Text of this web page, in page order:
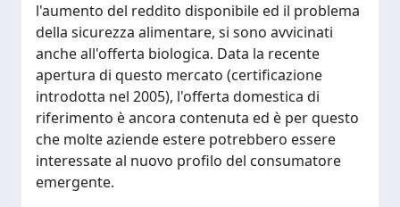
l'aumento del reddito disponibile ed il problema
della sicurezza alimentare, si sono avvicinati
anche all'offerta biologica. Data la recente
apertura di questo mercato (certificazione
introdotta nel 2005), l'offerta domestica di
riferimento è ancora contenuta ed è per questo
che molte aziende estere potrebbero essere
interessate al nuovo profilo del consumatore
emergente.